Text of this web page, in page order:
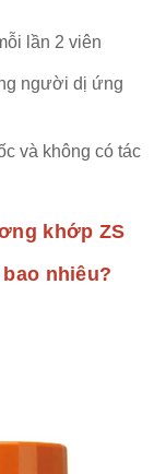
lần 2 viên
người dị ứng
và không có tác
khớp ZS
nhiêu?